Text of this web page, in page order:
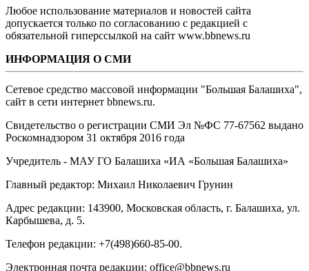
Любое использование материалов и новостей сайта
допускается только по согласованию с редакцией с
обязательной гиперссылкой на сайт www.bbnews.ru
ИНФОРМАЦИЯ О СМИ
Сетевое средство массовой информации "Большая Балашиха",
сайт в сети интернет bbnews.ru.
Свидетельство о регистрации СМИ Эл №ФС ‎77-67562 выдано
Роскомнадзором 31 октября 2016 года
Учредитель - МАУ ГО Балашиха «ИА «Большая Балашиха»
Главный редактор: Михаил Николаевич Грунин
Адрес редакции: 143900, Московская область, г. Балашиха, ул.
Карбышева, д. 5.
Телефон редакции: +7(498)660-85-00.
Электронная почта редакции: office@bbnews.ru